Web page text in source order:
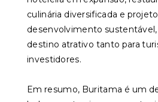
culinária diversificada e
desenvolvimento
destino atrativo tanto para
investidores.
Em resumo, Buritama é um